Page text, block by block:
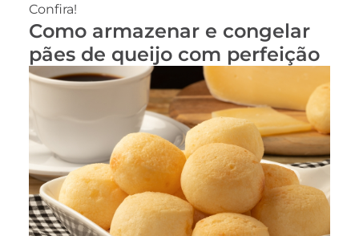
Confira!
Como armazenar e congelar
pães de queijo com perfeição